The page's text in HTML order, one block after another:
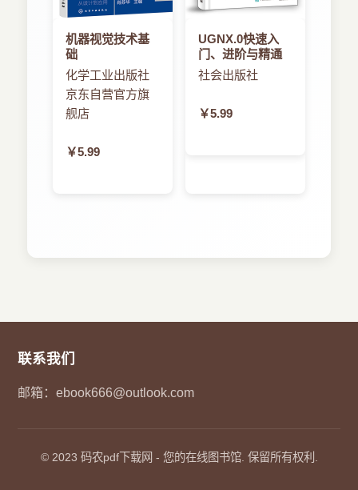
机器视觉技术基
础
化学工业出版社
京东自营官方旗
舰店
￥5.99
UGNX.0快速入
门、进阶与精通
社会出版社
￥5.99
联系我们
邮箱：ebook666@outlook.com
© 2023 码农pdf下载网 - 您的在线图书馆. 保留所有权利.